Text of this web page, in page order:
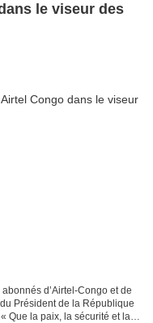
le viseur des
d’Airtel-Congo et de
Président de la République
Que la paix, la sécurité et la